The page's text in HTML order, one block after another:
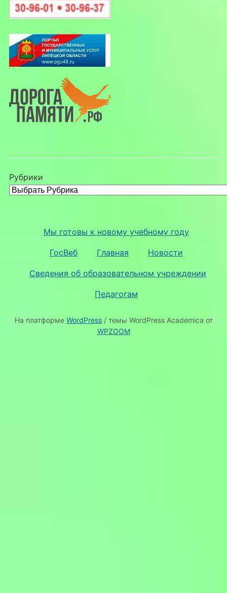
Рубрики
Мы готовы к новому учебному году
ГосВеб Главная Новости
Сведения об образовательном учреждении
Педагогам
На платформе WordPress/ темы WordPress Academica от
WPZOOM